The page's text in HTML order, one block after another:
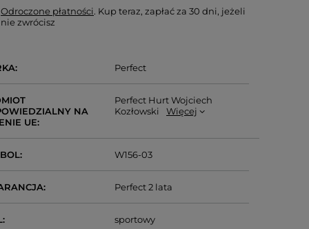
Odroczone płatności. Kup teraz, zapłać za 30 dni, jeżeli
nie zwrócisz
Perfect
NA
UE
Perfect Hurt Wojciech
Kozłowski
Więcej
W156-03
Perfect 2 lata
sportowy